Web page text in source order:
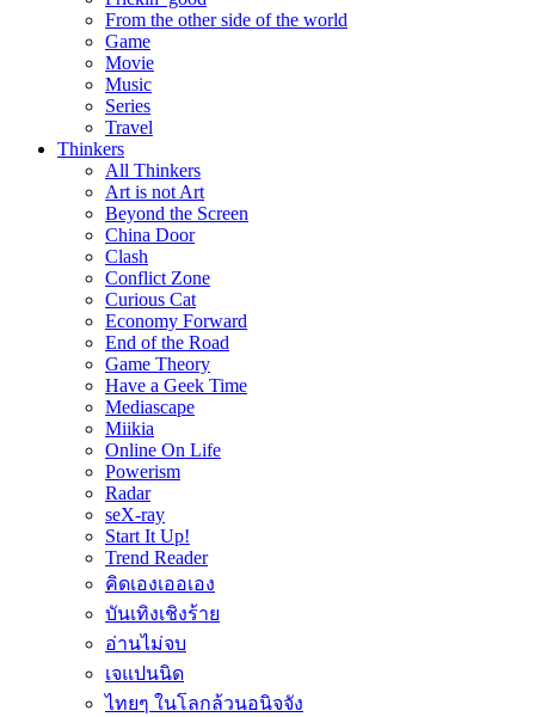
From the other side of the world
Game
Movie
Music
Series
Travel
Thinkers
All Thinkers
Art is not Art
Beyond the Screen
China Door
Clash
Conflict Zone
Curious Cat
Economy Forward
End of the Road
Game Theory
Have a Geek Time
Mediascape
Miikia
Online On Life
Powerism
Radar
seX-ray
Start It Up!
Trend Reader
คิดเองเออเอง
บันเทิงเชิงร้าย
อ่านไม่จบ
เจแปนนิด
ไทยๆ ในโลกล้วนอนิจจัง